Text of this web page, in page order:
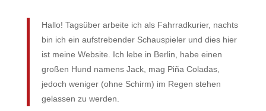
Hallo! Tagsüber arbeite ich als Fahrradkurier, nachts
bin ich ein aufstrebender Schauspieler und dies hier
ist meine Website. Ich lebe in Berlin, habe einen
großen Hund namens Jack, mag Piña Coladas,
jedoch weniger (ohne Schirm) im Regen stehen
gelassen zu werden.